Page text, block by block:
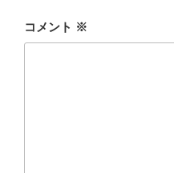
コメント ※